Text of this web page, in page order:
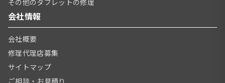
その他のタブレットの修理
会社情報
会社概要
修理代理店募集
サイトマップ